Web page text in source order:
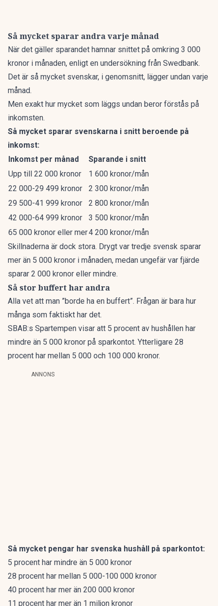
Så mycket sparar andra varje månad
När det gäller sparandet hamnar snittet på omkring 3 000
kronor i månaden, enligt en undersökning från Swedbank.
Det är så mycket svenskar, i genomsnitt, lägger undan varje
månad.
Men exakt hur mycket som läggs undan beror förstås på
inkomsten.
Så mycket sparar svenskarna i snitt beroende på
inkomst:
Inkomst per månad
Sparande i snitt
Upp till 22 000 kronor
1 600 kronor/mån
22 000-29 499 kronor
2 300 kronor/mån
29 500-41 999 kronor
2 800 kronor/mån
42 000-64 999 kronor
3 500 kronor/mån
65 000 kronor eller mer4 200 kronor/mån
Skillnaderna är dock stora. Drygt var tredje svensk sparar
mer än 5 000 kronor i månaden, medan ungefär var fjärde
sparar 2 000 kronor eller mindre.
Så stor buffert har andra
Alla vet att man ”borde ha en buffert”. Frågan är bara hur
många som faktiskt har det.
SBAB:s Spartempen visar att 5 procent av hushållen har
mindre än 5 000 kronor på sparkontot. Ytterligare 28
procent har mellan 5 000 och 100 000 kronor.
ANNONS
Så mycket pengar har svenska hushåll på sparkontot:
5 procent har mindre än 5 000 kronor
28 procent har mellan 5 000-100 000 kronor
40 procent har mer än 200 000 kronor
11 procent har mer än 1 miljon kronor